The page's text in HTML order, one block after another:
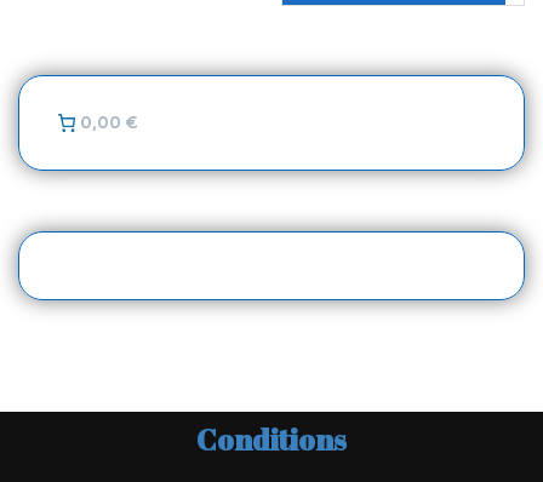
0,00 €
Conditions